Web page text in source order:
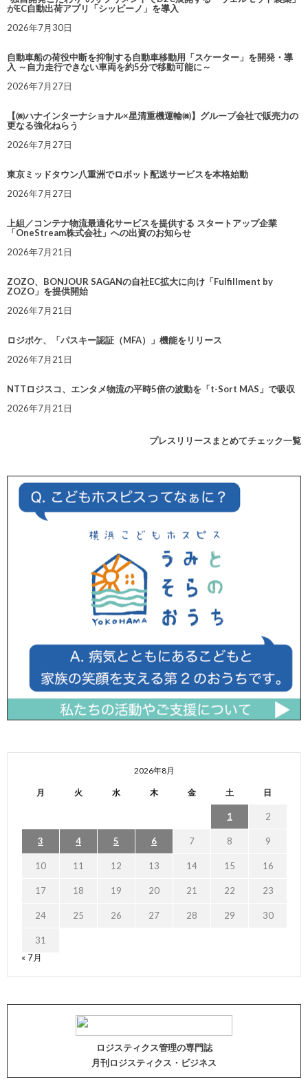
がEC自動出荷アプリ「シッピーノ」を導入
2026年7月30日
自動車船の荷役中断を抑制する自動車移動用「スケーター」を開発・導
入 ～自力走行できない車両を約5分で移動可能に～
2026年7月27日
【㈱ハナインターナショナル×星清重機運輸㈱】グループ会社で販売力の
更なる強化ねらう
2026年7月27日
東京ミッドタウン八重洲でロボット配送サービスを本格始動
2026年7月27日
上組／コンテナ物流最適化サービスを提供する スタートアップ企業
「OneStream株式会社」への出資のお知らせ
2026年7月21日
ZOZO、BONJOUR SAGANの自社EC拡大に向け「Fulfillment by
ZOZO」を提供開始
2026年7月21日
ロジポケ、「パスキー認証（MFA）」機能をリリース
2026年7月21日
NTTロジスコ、エンタメ物流の平時5倍の波動を「t-Sort MAS」で吸収
2026年7月21日
プレスリリースまとめてチェック一覧
2026年8月
月 火 水 木 金 土 日
1 2
3 4 5 6 7 8 9
10 11 12 13 14 15 16
17 18 19 20 21 22 23
24 25 26 27 28 29 30
31
« 7月
ロジスティクス管理の専門誌
月刊ロジスティクス・ビジネス